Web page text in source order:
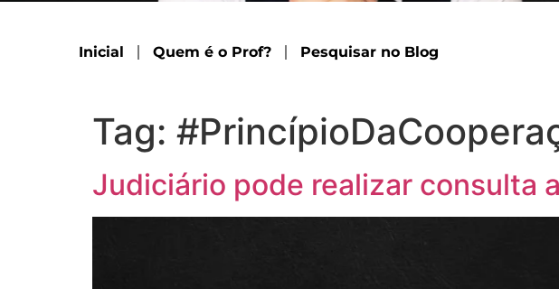
Inicial Quem é o Prof? Pesquisar no Blog
Tag:
Judiciário pode realizar consulta